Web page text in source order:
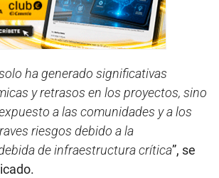
ha generado significativas
y retrasos en los proyectos, sino
a las comunidades y a los
riesgos debido a la
de infraestructura crítica”, se